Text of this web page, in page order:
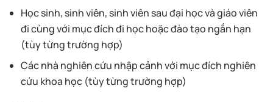
Học sinh, sinh viên, sinh viên sau đại học và giáo viên
đi cùng với mục đích đi học hoặc đào tạo ngắn hạn
(tùy từng trường hợp)
Các nhà nghiên cứu nhập cảnh với mục đích nghiên
cứu khoa học (tùy từng trường hợp)